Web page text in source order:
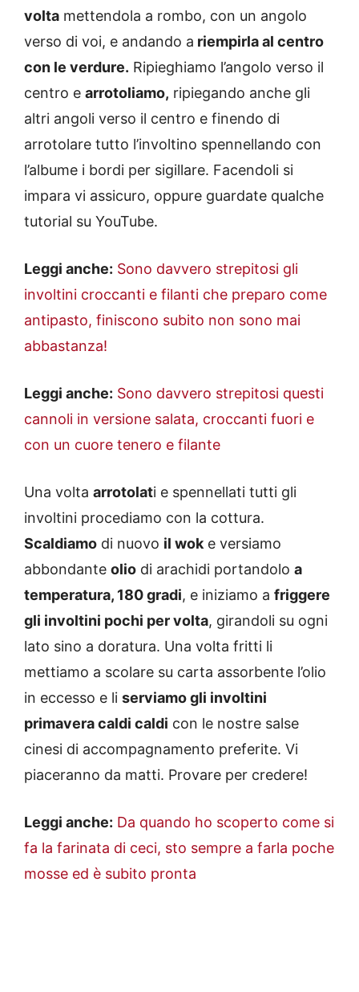
volta mettendola a rombo, con un angolo
verso di voi, e andando a riempirla al centro
con le verdure. Ripieghiamo l’angolo verso il
centro e arrotoliamo, ripiegando anche gli
altri angoli verso il centro e finendo di
arrotolare tutto l’involtino spennellando con
l’albume i bordi per sigillare. Facendoli si
impara vi assicuro, oppure guardate qualche
tutorial su YouTube.
Leggi anche: Sono davvero strepitosi gli
involtini croccanti e filanti che preparo come
antipasto, finiscono subito non sono mai
abbastanza!
Leggi anche: Sono davvero strepitosi questi
cannoli in versione salata, croccanti fuori e
con un cuore tenero e filante
Una volta arrotolati e spennellati tutti gli
involtini procediamo con la cottura.
Scaldiamo di nuovo il wok e versiamo
abbondante olio di arachidi portandolo a
temperatura, 180 gradi, e iniziamo a friggere
gli involtini pochi per volta, girandoli su ogni
lato sino a doratura. Una volta fritti li
mettiamo a scolare su carta assorbente l’olio
in eccesso e li serviamo gli involtini
primavera caldi caldi con le nostre salse
cinesi di accompagnamento preferite. Vi
piaceranno da matti. Provare per credere!
Leggi anche: Da quando ho scoperto come si
fa la farinata di ceci, sto sempre a farla poche
mosse ed è subito pronta